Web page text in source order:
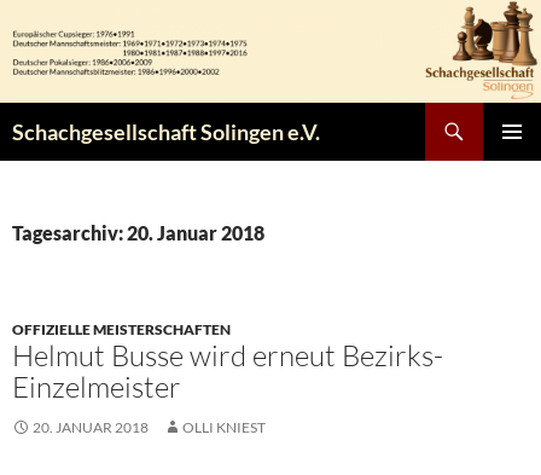
Inhalt
springen
Schachgesellschaft Solingen e.V.
Tagesarchiv: 20. Januar 2018
OFFIZIELLE MEISTERSCHAFTEN
Helmut Busse wird erneut Bezirks-
Einzelmeister
20. JANUAR 2018 OLLI KNIEST